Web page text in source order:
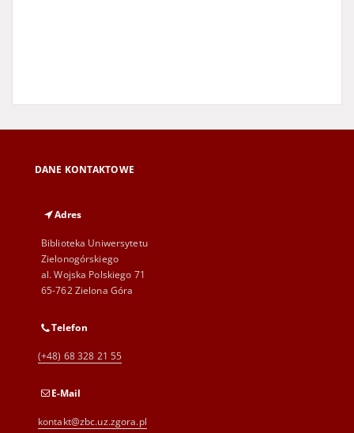
DANE KONTAKTOWE
Adres
Biblioteka Uniwersytetu
Zielonogórskiego
al. Wojska Polskiego 71
65-762 Zielona Góra
Telefon
(+48) 68 328 21 55
E-Mail
kontakt@zbc.uz.zgora.pl